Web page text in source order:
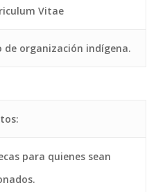
Vitae
de organización indígena.
para quienes sean